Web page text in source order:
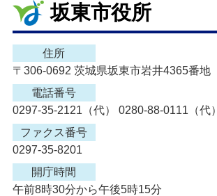
坂東市役所
住所
〒306-0692 茨城県坂東市岩井4365番地
電話番号
0297-35-2121（代） 0280-88-0111（代）
ファクス番号
0297-35-8201
開庁時間
午前8時30分から午後5時15分